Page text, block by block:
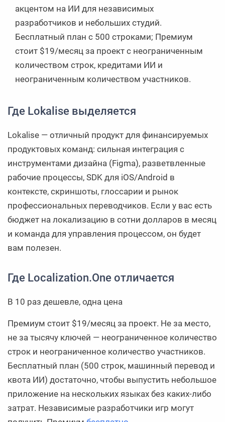
акцентом на ИИ для независимых
разработчиков и небольших студий.
Бесплатный план с 500 строками; Премиум
стоит $19/месяц за проект с неограниченным
количеством строк, кредитами ИИ и
неограниченным количеством участников.
Где Lokalise выделяется
Lokalise — отличный продукт для финансируемых
продуктовых команд: сильная интеграция с
инструментами дизайна (Figma), разветвленные
рабочие процессы, SDK для iOS/Android в
контексте, скриншоты, глоссарии и рынок
профессиональных переводчиков. Если у вас есть
бюджет на локализацию в сотни долларов в месяц
и команда для управления процессом, он будет
вам полезен.
Где Localization.One отличается
В 10 раз дешевле, одна цена
Премиум стоит $19/месяц за проект. Не за место,
не за тысячу ключей — неограниченное количество
строк и неограниченное количество участников.
Бесплатный план (500 строк, машинный перевод и
квота ИИ) достаточно, чтобы выпустить небольшое
приложение на нескольких языках без каких-либо
затрат. Независимые разработчики игр могут